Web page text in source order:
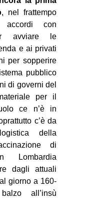
, nel frattempo
con
avviare le
e ai privati
per sopperire
pubblico
di governi del
per il
ce n’è in
c’è da
della
di
dagli attuali
giorno a 160-
all’insù